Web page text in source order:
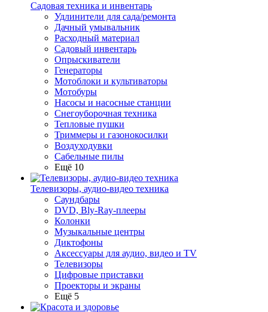
Садовая техника и инвентарь
Удлинители для сада/ремонта
Дачный умывальник
Расходный материал
Садовый инвентарь
Опрыскиватели
Генераторы
Мотоблоки и культиваторы
Мотобуры
Насосы и насосные станции
Снегоуборочная техника
Тепловые пушки
Триммеры и газонокосилки
Воздуходувки
Сабельные пилы
Ещё 10
Телевизоры, аудио-видео техника
Саундбары
DVD, Bly-Ray-плееры
Колонки
Музыкальные центры
Диктофоны
Аксессуары для аудио, видео и TV
Телевизоры
Цифровые приставки
Проекторы и экраны
Ещё 5